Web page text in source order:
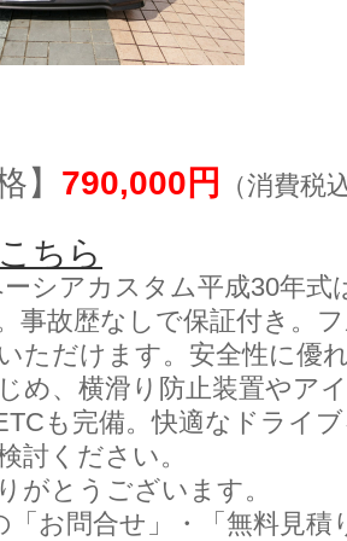
】 790,000円 （消費税
ちら
シアカスタム平成30年式
事故歴なしで保証付き。
ただけます。安全性に優
め、横滑り防止装置やア
も完備。快適なドライ
討ください。
がとうございます。
「お問合せ」・「無料見積